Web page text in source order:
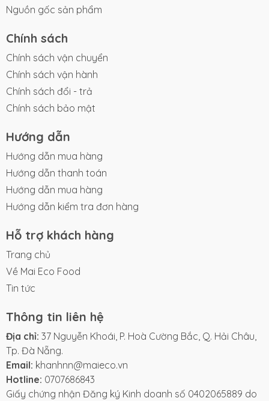
Nguồn gốc sản phẩm
Chính sách
Chính sách vận chuyển
Chính sách vận hành
Chính sách đổi - trả
Chính sách bảo mật
Hướng dẫn
Hướng dẫn mua hàng
Hướng dẫn thanh toán
Hướng dẫn mua hàng
Hướng dẫn kiểm tra đơn hàng
Hỗ trợ khách hàng
Trang chủ
Về Mai Eco Food
Tin tức
Thông tin liên hệ
Địa chỉ: 37 Nguyễn Khoái, P. Hoà Cường Bắc, Q. Hải Châu,
Tp. Đà Nẵng.
Email: khanhnn@maieco.vn
Hotline: 0707686843
Giấy chứng nhận Đăng ký Kinh doanh số 0402065889 do